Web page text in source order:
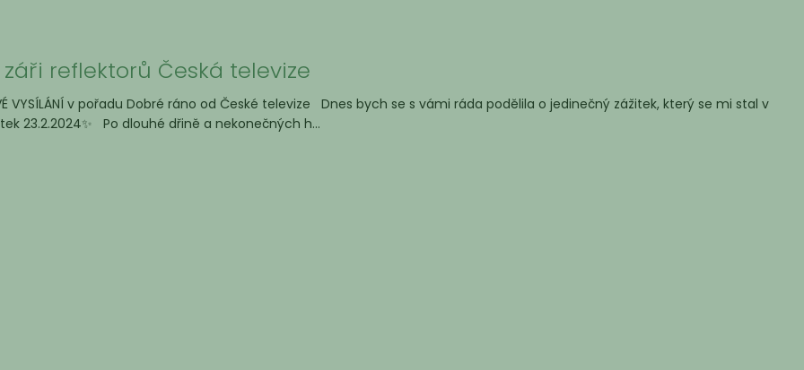
záři reflektorů Česká televize
VYSÍLÁNÍ v pořadu Dobré ráno od České televize Dnes bych se s vámi ráda podělila o jedinečný zážitek, který se mi stal v
23.2.2024✨ Po dlouhé dřině a nekonečných h...